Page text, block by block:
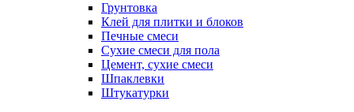
Грунтовка
Клей для плитки и блоков
Печные смеси
Сухие смеси для пола
Цемент, сухие смеси
Шпаклевки
Штукатурки